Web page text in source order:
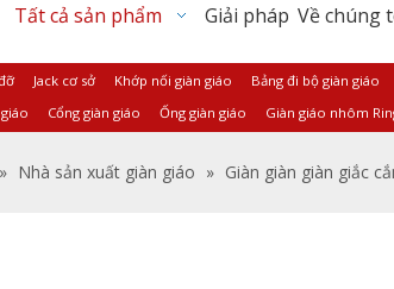
Tất cả sản phẩm Giải pháp Về chúng
Jack cơ sở Khớp nối giàn giáo Bảng đi bộ giàn giáo
Cổng giàn giáo Ống giàn giáo Giàn giáo nhôm
» Nhà sản xuất giàn giáo » Giàn giàn giàn giắc